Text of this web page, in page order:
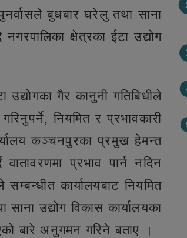
बुधबार घरेलु तथा साना
क्षेत्रका ईटा उद्योग
गैर कानुनी गतिबिधीले
नियमित र प्रभावकारी
कञ्चनपुरका प्रमुख हेमन्त
प्रभाव पार्न नदिन
कार्यालयबाट नियमित
उद्योग विकास कार्यालयका
बारे अनुगमन गरिने बताए ।